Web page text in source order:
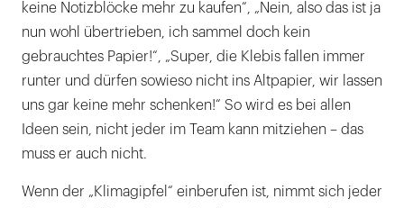
keine Notizblöcke mehr zu kaufen“, „Nein, also das ist ja
nun wohl übertrieben, ich sammel doch kein
gebrauchtes Papier!“, „Super, die Klebis fallen immer
runter und dürfen sowieso nicht ins Altpapier, wir lassen
uns gar keine mehr schenken!“ So wird es bei allen
Ideen sein, nicht jeder im Team kann mitziehen – das
muss er auch nicht.
Wenn der „Klimagipfel“ einberufen ist, nimmt sich jeder